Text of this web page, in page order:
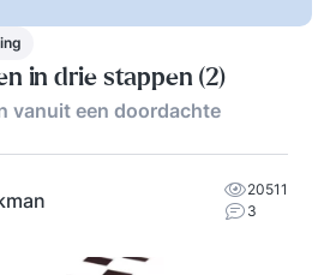
in drie stappen (2)
vanuit een doordachte
20511
3